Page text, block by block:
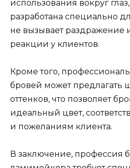
использования вокруг
разработана специально
не вызывает раздражение
реакции у клиентов.
Кроме того,
бровей может предлагать
оттенков, что позволяет
идеальный цвет,
и пожеланиям клиента.
В заключение, профессия